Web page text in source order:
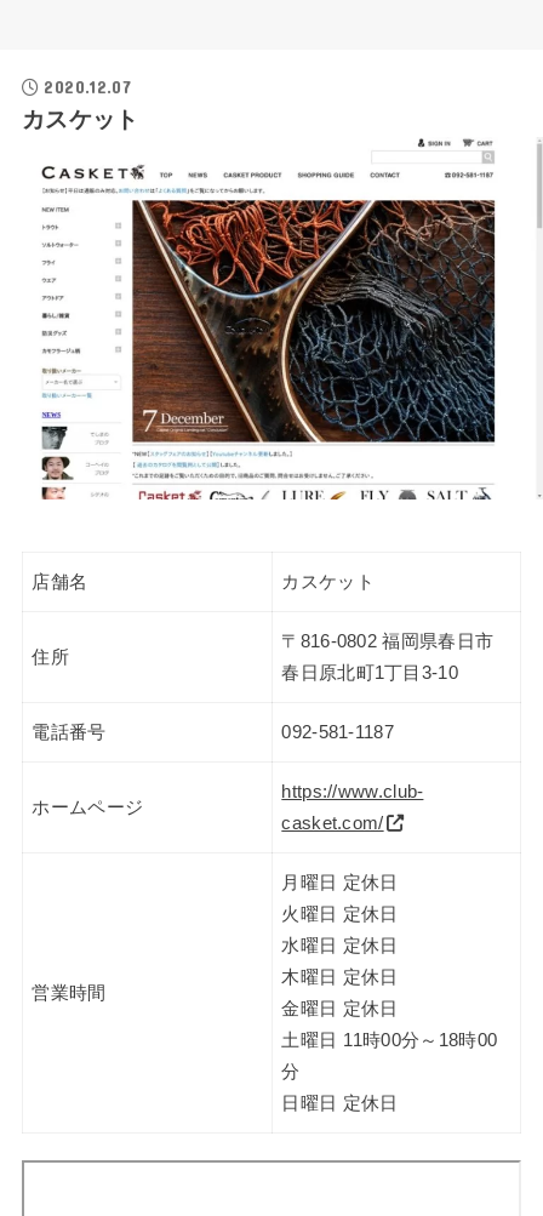
2020.12.07
カスケット
店舗名 カスケット
住所
〒816-0802 福岡県春日市
春日原北町1丁目3-10
電話番号 092-581-1187
ホームページ
https://www.club-
casket.com/
営業時間
月曜日 定休日
火曜日 定休日
水曜日 定休日
木曜日 定休日
金曜日 定休日
土曜日 11時00分～18時00
分
日曜日 定休日